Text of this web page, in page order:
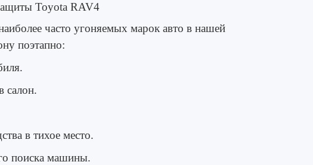
Toyota RAV4
часто угоняемых марок авто в нашей
поэтапно:
в тихое место.
поиска машины.